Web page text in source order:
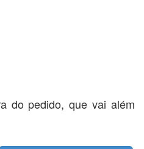
do pedido, que vai além